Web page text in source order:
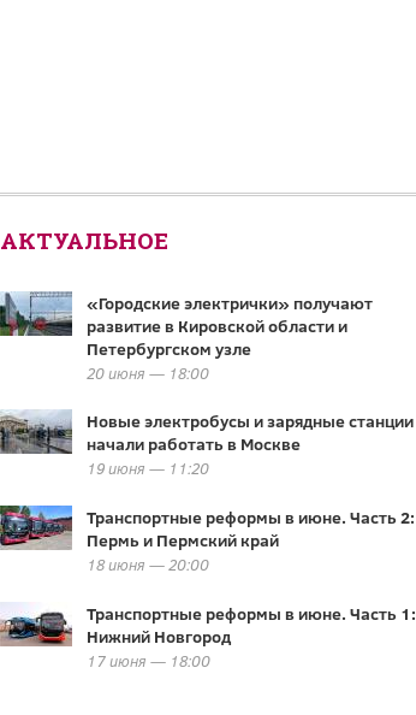
АКТУАЛЬНОЕ
«Городские электрички» получают
развитие в Кировской области и
Петербургском узле
20 июня — 18:00
Новые электробусы и зарядные станции
начали работать в Москве
19 июня — 11:20
Транспортные реформы в июне. Часть 2:
Пермь и Пермский край
18 июня — 20:00
Транспортные реформы в июне. Часть 1:
Нижний Новгород
17 июня — 18:00